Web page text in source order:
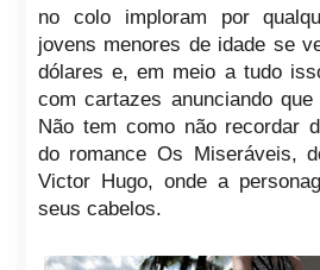
no colo imploram por
jovens menores de idade se
dólares e, em meio a tudo
com cartazes anunciando
Não tem como não recordar
do romance Os Miseráveis,
Victor Hugo, onde a
seus cabelos.